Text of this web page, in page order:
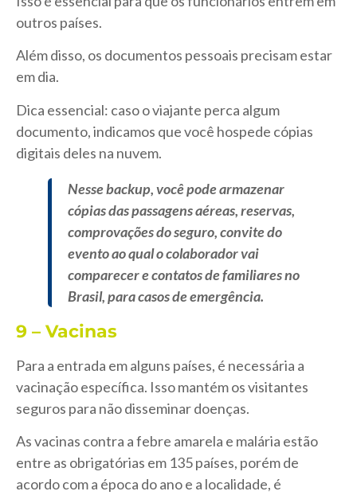
outros países.
Além disso, os documentos pessoais precisam estar
em dia.
Dica essencial: caso o viajante perca algum
documento, indicamos que você hospede cópias
digitais deles na nuvem.
Nesse backup, você pode armazenar
cópias das passagens aéreas, reservas,
comprovações do seguro, convite do
evento ao qual o colaborador vai
comparecer e contatos de familiares no
Brasil, para casos de emergência.
9 – Vacinas
Para a entrada em alguns países, é necessária a
vacinação específica. Isso mantém os visitantes
seguros para não disseminar doenças.
As vacinas contra a febre amarela e malária estão
entre as obrigatórias em 135 países, porém de
acordo com a época do ano e a localidade, é